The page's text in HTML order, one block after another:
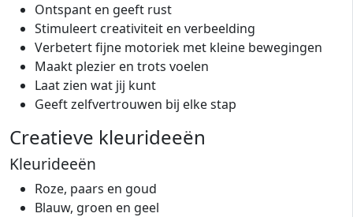
Ontspant en geeft rust
Stimuleert creativiteit en verbeelding
Verbetert fijne motoriek met kleine bewegingen
Maakt plezier en trots voelen
Laat zien wat jij kunt
Geeft zelfvertrouwen bij elke stap
Creatieve kleurideeën
Kleurideeën
Roze, paars en goud
Blauw, groen en geel